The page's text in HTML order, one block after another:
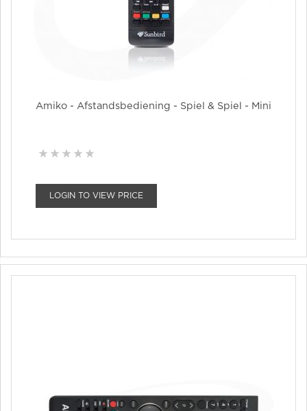
Amiko - Afstandsbediening - Spiel & Spiel - Mini
LOGIN TO VIEW PRICE